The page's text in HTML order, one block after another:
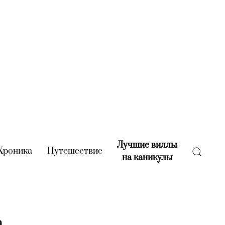
(current)
Путешествие(current)
Лучшие виллы
на каникулы(current)